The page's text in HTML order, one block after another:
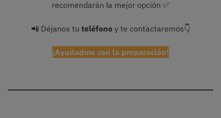
recomendarán la mejor opción ✅
📲 Déjanos tu teléfono y te contactaremos👇
¡Ayudadme con la preparación!